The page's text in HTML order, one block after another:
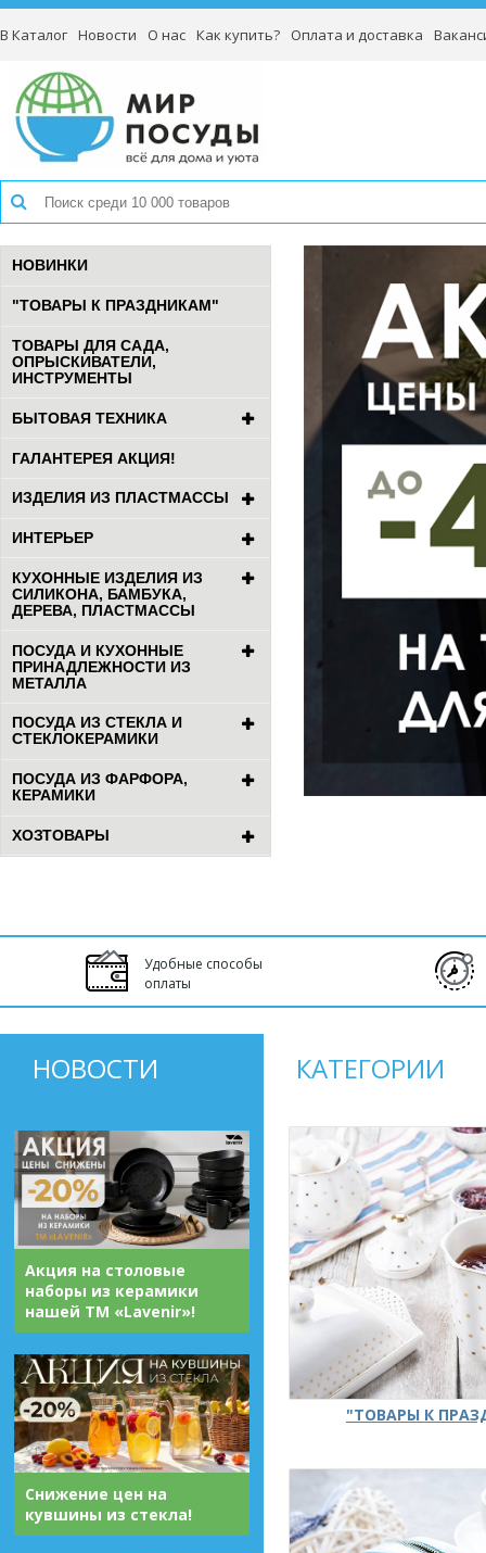
В Каталог Новости О нас Как купить? Оплата и доставка
НОВИНКИ
"ТОВАРЫ К ПРАЗДНИКАМ"
ТОВАРЫ ДЛЯ САДА,
ОПРЫСКИВАТЕЛИ,
ИНСТРУМЕНТЫ
БЫТОВАЯ ТЕХНИКА
ГАЛАНТЕРЕЯ АКЦИЯ!
ИЗДЕЛИЯ ИЗ ПЛАСТМАССЫ
ИНТЕРЬЕР
КУХОННЫЕ ИЗДЕЛИЯ ИЗ
СИЛИКОНА, БАМБУКА,
ДЕРЕВА, ПЛАСТМАССЫ
ПОСУДА И КУХОННЫЕ
ПРИНАДЛЕЖНОСТИ ИЗ
МЕТАЛЛА
ПОСУДА ИЗ СТЕКЛА И
СТЕКЛОКЕРАМИКИ
ПОСУДА ИЗ ФАРФОРА,
КЕРАМИКИ
ХОЗТОВАРЫ
Удобные способы
оплаты
НОВОСТИ
Акция на столовые
наборы из керамики
нашей ТМ «Lavenir»!
Снижение цен на
кувшины из стекла!
КАТЕГОРИИ
"ТОВАРЫ К